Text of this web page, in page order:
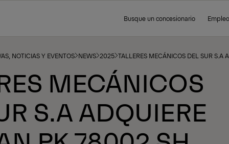
Busque un concesionario Empleo
NOTICIAS Y EVENTOS NEWS 2025 TALLERES MECÁNICOS DEL SUR S.A
MECÁNICOS
S.A ADQUIERE